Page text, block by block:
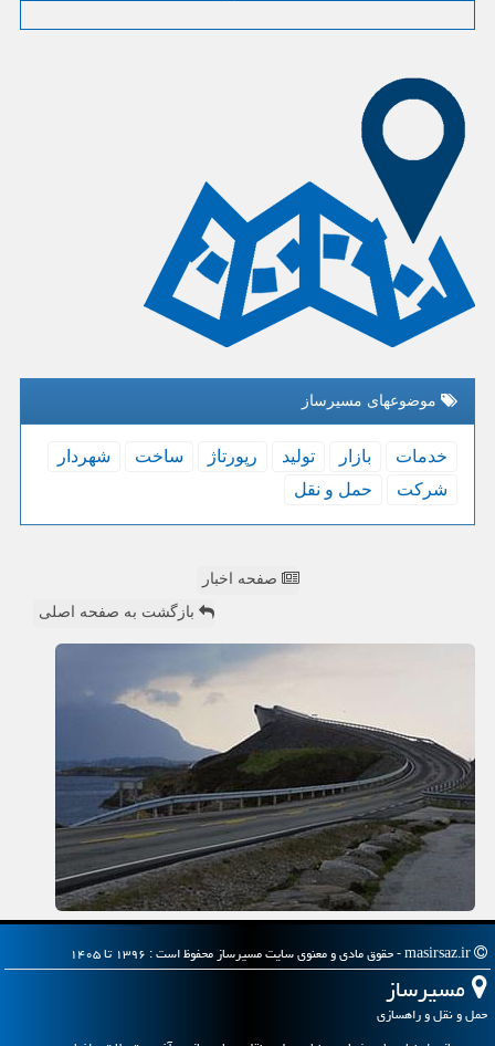
موضوعهای مسیرساز
خدمات بازار تولید رپورتاژ ساخت
شهردار
شركت
حمل و نقل
صفحه اخبار
بازگشت به صفحه اصلی
مسیرساز
حمل و نقل و راهسازی